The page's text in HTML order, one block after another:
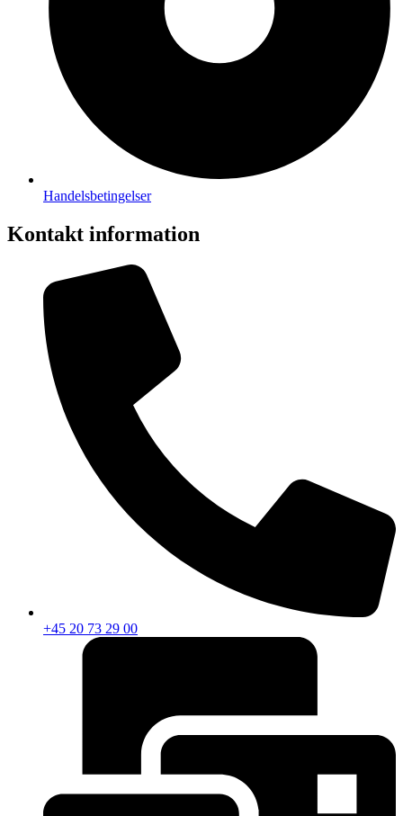
Handelsbetingelser
Kontakt information
+45 20 73 29 00